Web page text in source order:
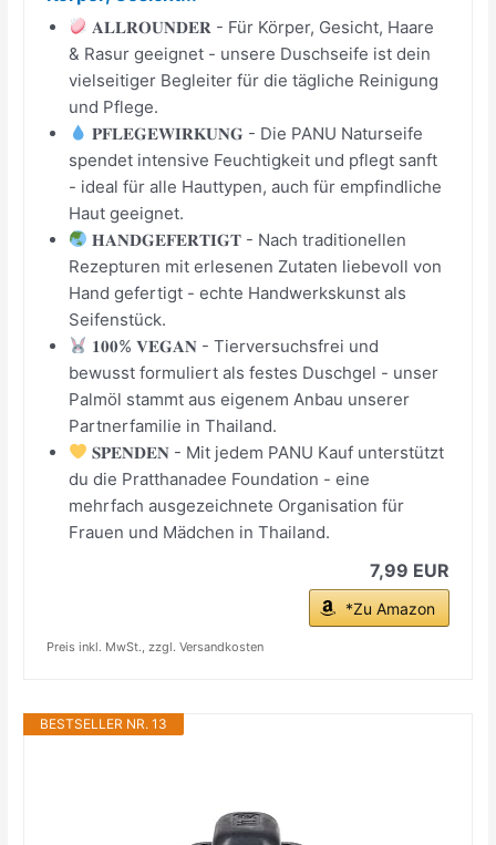
𝐀𝐋𝐋𝐑𝐎𝐔𝐍𝐃𝐄𝐑 - Für Körper, Gesicht, Haare
& Rasur geeignet - unsere Duschseife ist dein
vielseitiger Begleiter für die tägliche Reinigung
und Pflege.
𝐏𝐅𝐋𝐄𝐆𝐄𝐖𝐈𝐑𝐊𝐔𝐍𝐆 - Die PANU Naturseife
spendet intensive Feuchtigkeit und pflegt sanft
- ideal für alle Hauttypen, auch für empfindliche
Haut geeignet.
𝐇𝐀𝐍𝐃𝐆𝐄𝐅𝐄𝐑𝐓𝐈𝐆𝐓 - Nach traditionellen
Rezepturen mit erlesenen Zutaten liebevoll von
Hand gefertigt - echte Handwerkskunst als
Seifenstück.
𝟏𝟎𝟎% 𝐕𝐄𝐆𝐀𝐍 - Tierversuchsfrei und
bewusst formuliert als festes Duschgel - unser
Palmöl stammt aus eigenem Anbau unserer
Partnerfamilie in Thailand.
𝐒𝐏𝐄𝐍𝐃𝐄𝐍 - Mit jedem PANU Kauf unterstützt
du die Pratthanadee Foundation - eine
mehrfach ausgezeichnete Organisation für
Frauen und Mädchen in Thailand.
7,99 EUR
*Zu Amazon
Preis inkl. MwSt., zzgl. Versandkosten
BESTSELLER NR. 13